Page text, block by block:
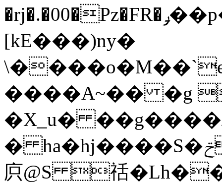
�rj�.�00�Pz�FR�ݛ��p������95ʶQ{��.o?d����|
[kE���)ny�
����A~�� �g
�X_u�
� ha�hj����S�ݗ��xi�)�*^/�\:�C8��
㡶@S 䄆